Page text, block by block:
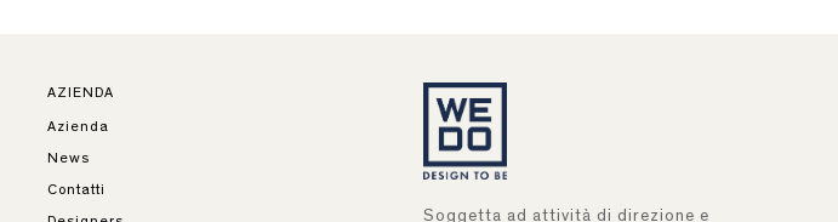
AZIENDA
Azienda
News
Contatti
Soggetta ad attività di direzione e